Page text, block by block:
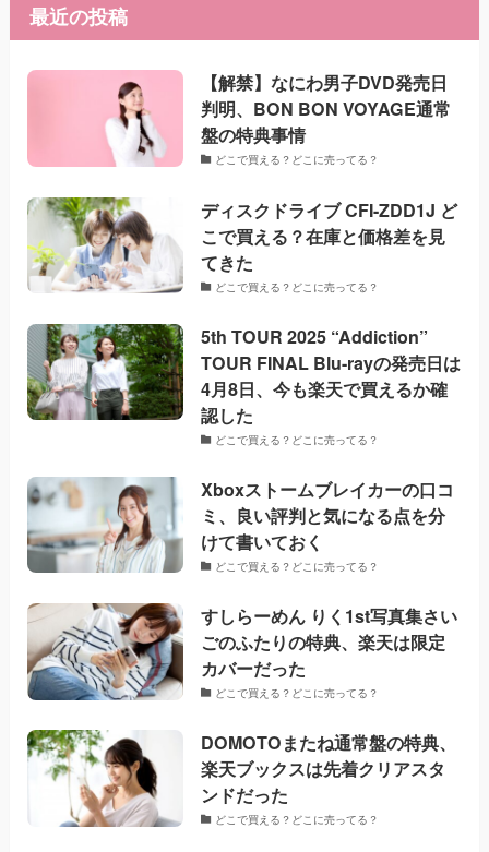
最近の投稿
【解禁】なにわ男子DVD発売日
判明、BON BON VOYAGE通常
盤の特典事情
どこで買える？どこに売ってる？
ディスクドライブ CFI-ZDD1J ど
こで買える？在庫と価格差を見
てきた
どこで買える？どこに売ってる？
5th TOUR 2025 “Addiction”
TOUR FINAL Blu-rayの発売日は
4月8日、今も楽天で買えるか確
認した
どこで買える？どこに売ってる？
Xboxストームブレイカーの口コ
ミ、良い評判と気になる点を分
けて書いておく
どこで買える？どこに売ってる？
すしらーめん りく1st写真集さい
ごのふたりの特典、楽天は限定
カバーだった
どこで買える？どこに売ってる？
DOMOTOまたね通常盤の特典、
楽天ブックスは先着クリアスタ
ンドだった
どこで買える？どこに売ってる？